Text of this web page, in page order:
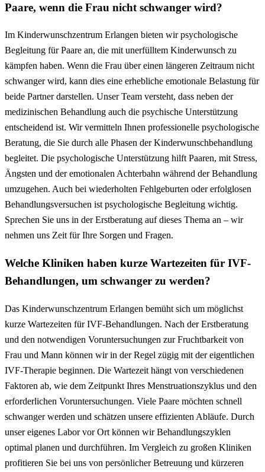
Paare, wenn die Frau nicht schwanger wird?
Im Kinderwunschzentrum Erlangen bieten wir psychologische
Begleitung für Paare an, die mit unerfülltem Kinderwunsch zu
kämpfen haben. Wenn die Frau über einen längeren Zeitraum nicht
schwanger wird, kann dies eine erhebliche emotionale Belastung für
beide Partner darstellen. Unser Team versteht, dass neben der
medizinischen Behandlung auch die psychische Unterstützung
entscheidend ist. Wir vermitteln Ihnen professionelle psychologische
Beratung, die Sie durch alle Phasen der Kinderwunschbehandlung
begleitet. Die psychologische Unterstützung hilft Paaren, mit Stress,
Ängsten und der emotionalen Achterbahn während der Behandlung
umzugehen. Auch bei wiederholten Fehlgeburten oder erfolglosen
Behandlungsversuchen ist psychologische Begleitung wichtig.
Sprechen Sie uns in der Erstberatung auf dieses Thema an – wir
nehmen uns Zeit für Ihre Sorgen und Fragen.
Welche Kliniken haben kurze Wartezeiten für IVF-
Behandlungen, um schwanger zu werden?
Das Kinderwunschzentrum Erlangen bemüht sich um möglichst
kurze Wartezeiten für IVF-Behandlungen. Nach der Erstberatung
und den notwendigen Voruntersuchungen zur Fruchtbarkeit von
Frau und Mann können wir in der Regel zügig mit der eigentlichen
IVF-Therapie beginnen. Die Wartezeit hängt von verschiedenen
Faktoren ab, wie dem Zeitpunkt Ihres Menstruationszyklus und den
erforderlichen Voruntersuchungen. Viele Paare möchten schnell
schwanger werden und schätzen unsere effizienten Abläufe. Durch
unser eigenes Labor vor Ort können wir Behandlungszyklen
optimal planen und durchführen. Im Vergleich zu großen Kliniken
profitieren Sie bei uns von persönlicher Betreuung und kürzeren